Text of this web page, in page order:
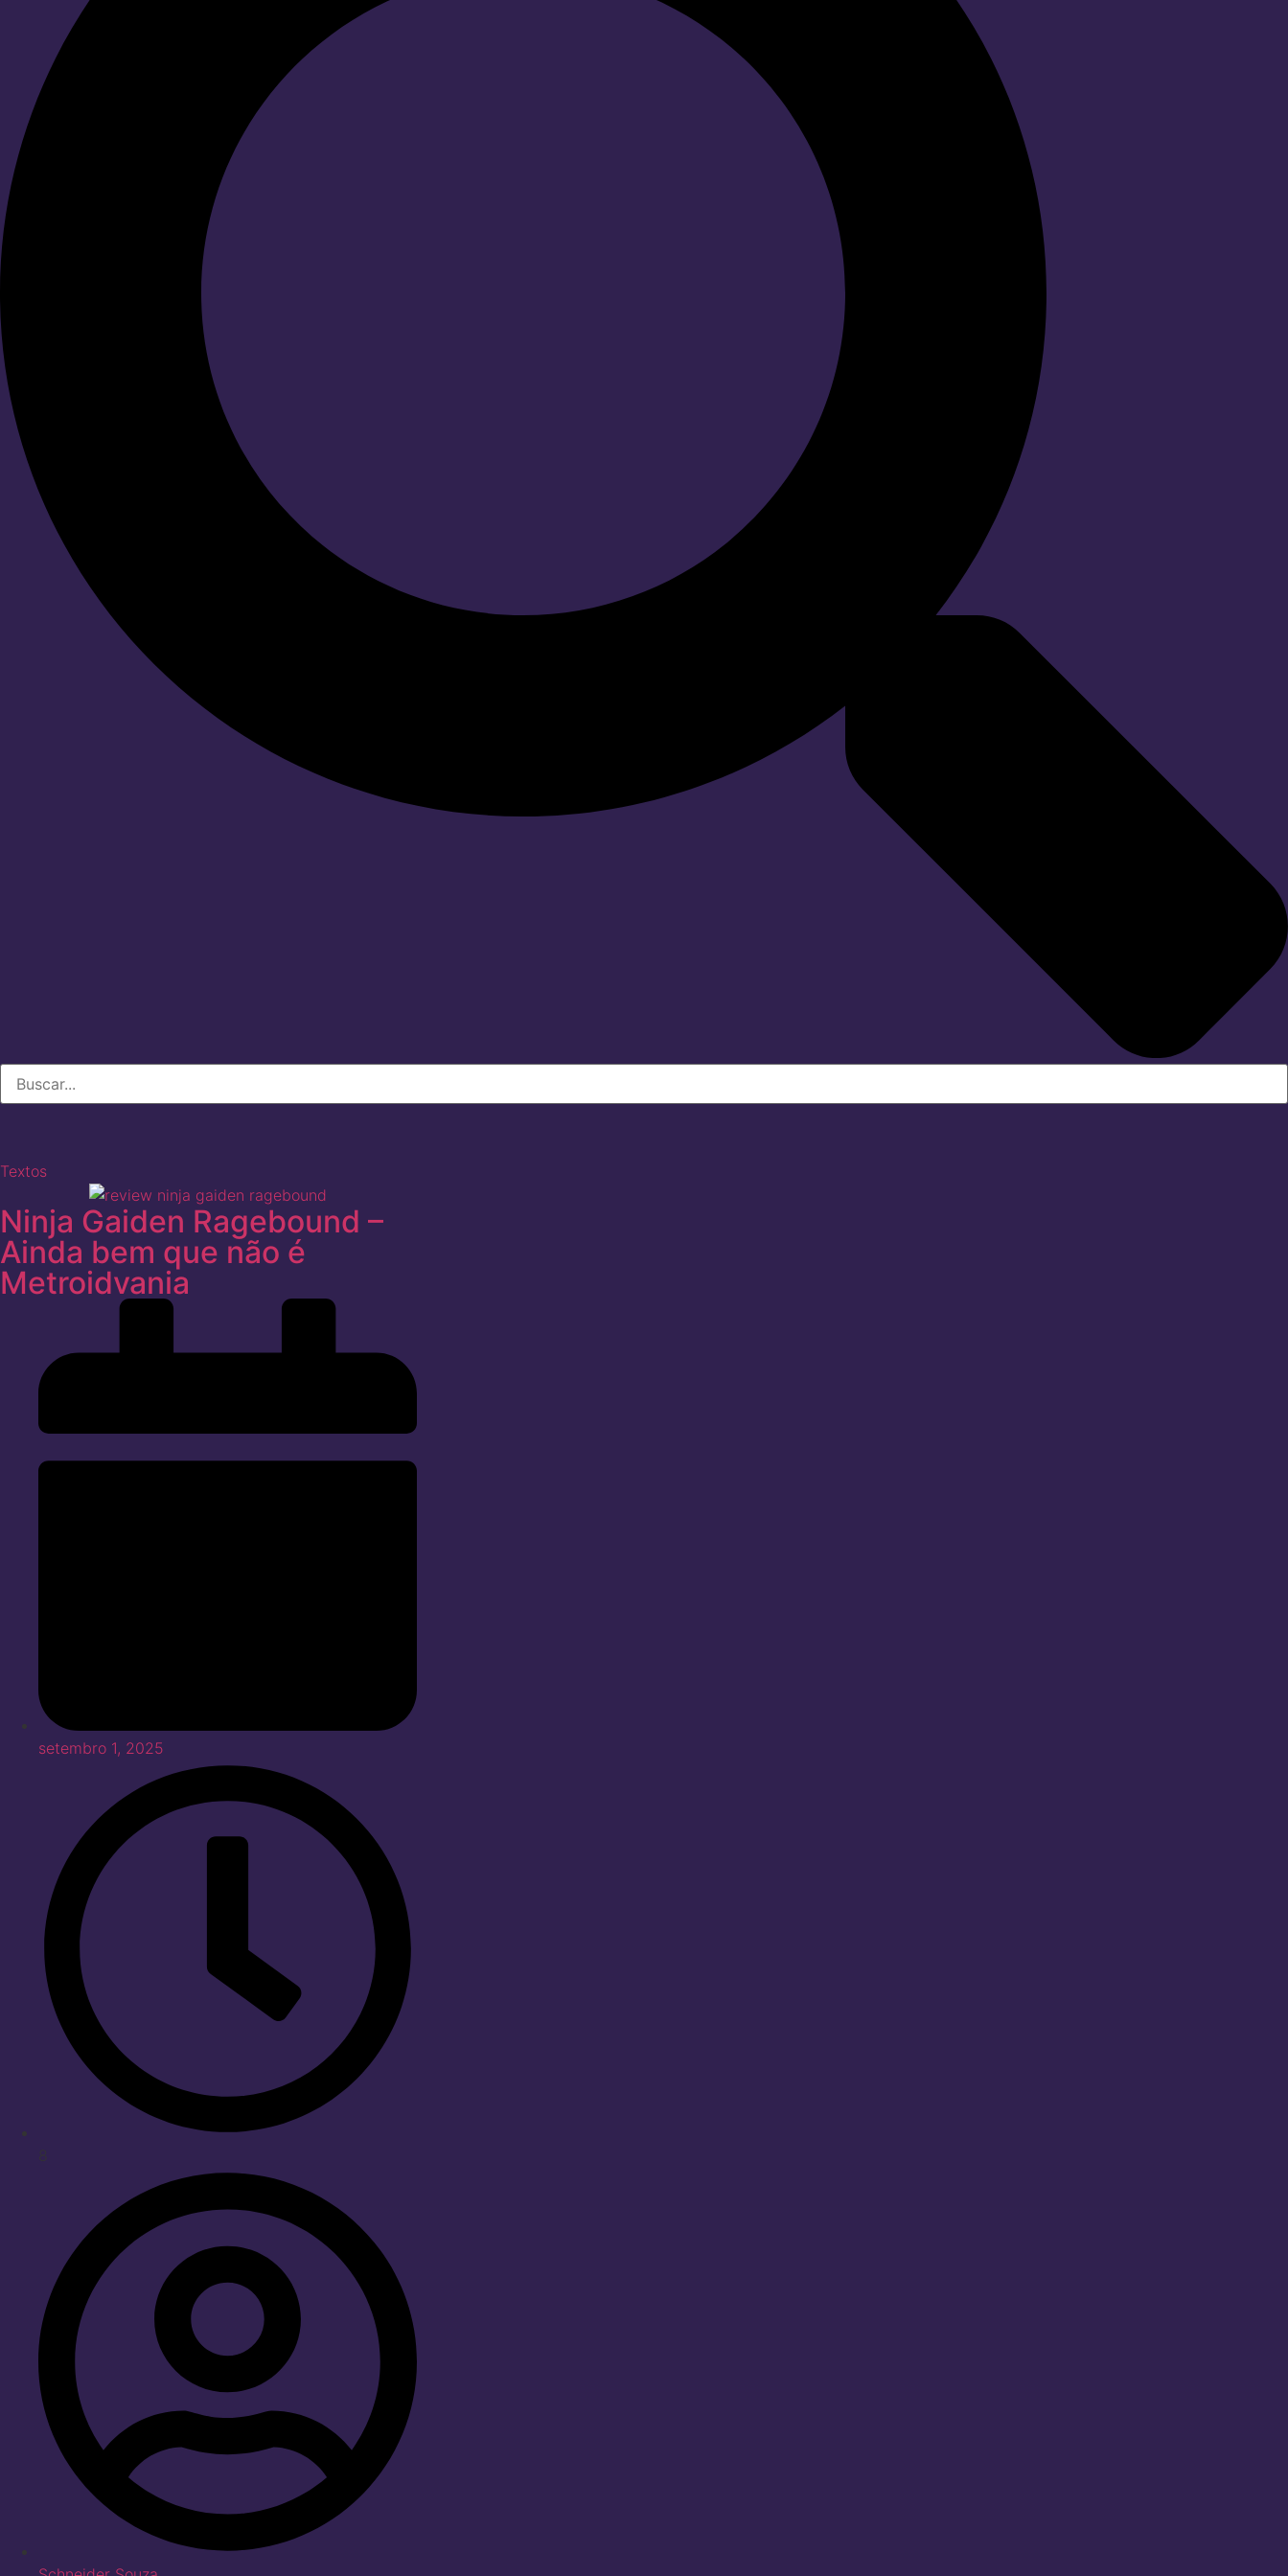
Textos
Ninja Gaiden Ragebound –
Ainda bem que não é
Metroidvania
setembro 1, 2025
8